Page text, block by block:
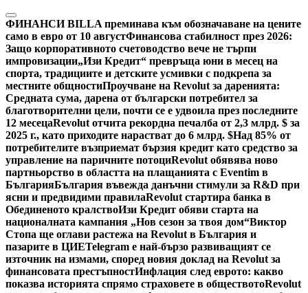
Skip
to
content
ФИНАНСИ BILLA преминава към обозначаване на цените
само в евро от 10 августФинансова стабилност през 2026:
Защо корпоративното счетоводство вече не търпи
импровизации„Изи Кредит“ превръща юни в месец на
спорта, традициите и детските усмивки с подкрепа за
местните общностиПроучване на Revolut за даренията:
Средната сума, дарена от български потребител за
благотворителни цели, почти се е удвоила през последните
12 месецаRevolut отчита рекордна печалба от 2,3 млрд. $ за
2025 г., като приходите нарастват до 6 млрд. $Над 85% от
потребителите възприемат бързия кредит като средство за
управление на паричните потоциRevolut обявява ново
партньорство в областта на плащанията с Eventim в
БългарияБългария въвежда данъчни стимули за R&D при
ясни и предвидими правилаRevolut стартира банка в
Обединеното кралствоИзи Кредит обяви старта на
националната кампания „Нов сезон за твоя дом“Виктор
Стопа ще оглави растежа на Revolut в България и
пазарите в ЦИЕTelegram е най-бързо развиващият се
източник на измами, според новия доклад на Revolut за
финансовата престъпностИнфлация след еврото: какво
показва историята спрямо страховете в обществотоRevolut